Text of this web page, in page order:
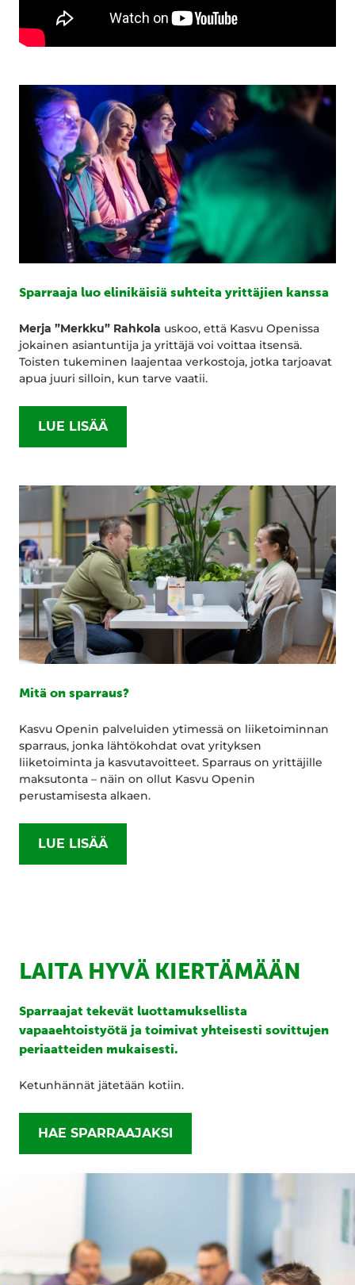
Sparraaja luo elinikäisiä suhteita yrittäjien kanssa
Merja ”Merkku” Rahkola uskoo, että Kasvu Openissa
jokainen asiantuntija ja yrittäjä voi voittaa itsensä.
Toisten tukeminen laajentaa verkostoja, jotka tarjoavat
apua juuri silloin, kun tarve vaatii.
LUE LISÄÄ
Mitä on sparraus?
Kasvu Openin palveluiden ytimessä on liiketoiminnan
sparraus, jonka lähtökohdat ovat yrityksen
liiketoiminta ja kasvutavoitteet. Sparraus on yrittäjille
maksutonta – näin on ollut Kasvu Openin
perustamisesta alkaen.
LUE LISÄÄ
LAITA HYVÄ KIERTÄMÄÄN
Sparraajat tekevät luottamuksellista
vapaaehtoistyötä ja toimivat yhteisesti sovittujen
periaatteiden mukaisesti.
Ketunhännät jätetään kotiin.
HAE SPARRAAJAKSI